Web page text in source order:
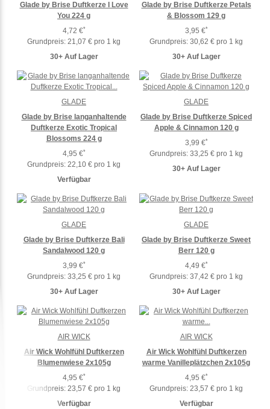
Glade by Brise Duftkerze I Love
You 224 g
4,72 €*
Grundpreis: 21,07 € pro 1 kg
30+ Auf Lager
Glade by Brise Duftkerze Petals
& Blossom 129 g
3,95 €*
Grundpreis: 30,62 € pro 1 kg
30+ Auf Lager
Glade by Brise langanhaltende
Duftkerze Exotic Tropical
Blossoms 224 g
4,95 €*
Grundpreis: 22,10 € pro 1 kg
Verfügbar
GLADE
Glade by Brise Duftkerze Spiced
Apple & Cinnamon 120 g
3,99 €*
Grundpreis: 33,25 € pro 1 kg
30+ Auf Lager
GLADE
Glade by Brise Duftkerze Bali
Sandalwood 120 g
3,99 €*
Grundpreis: 33,25 € pro 1 kg
30+ Auf Lager
GLADE
Glade by Brise Duftkerze Sweet
Berr 120 g
4,49 €*
Grundpreis: 37,42 € pro 1 kg
30+ Auf Lager
GLADE
Air Wick Wohlfühl Duftkerzen
Blumenwiese 2x105g
4,95 €*
Grundpreis: 23,57 € pro 1 kg
Verfügbar
AIR WICK
Air Wick Wohlfühl Duftkerzen
warme Vanilleplätzchen 2x105g
4,95 €*
Grundpreis: 23,57 € pro 1 kg
Verfügbar
AIR WICK